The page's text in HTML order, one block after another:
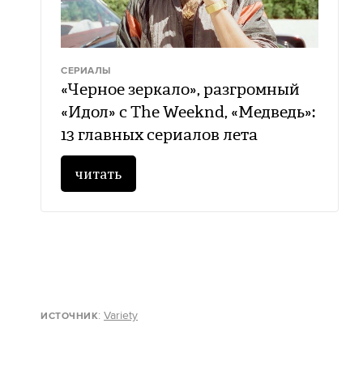
СЕРИАЛЫ
«Черное зеркало», разгромный
«Идол» с The Weeknd, «Медведь»:
13 главных сериалов лета
читать
ИСТОЧНИК: Variety